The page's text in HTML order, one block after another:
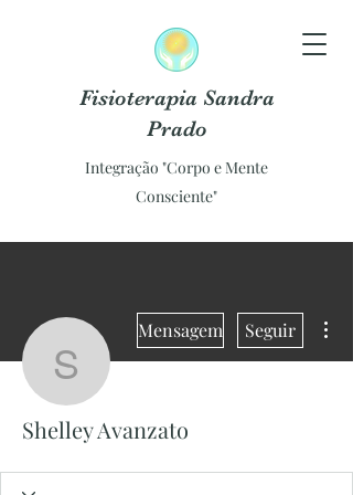
Fisioterapia Sandra
Prado
Integração "Corpo e Mente
Consciente"
Shelley Avanzato
Mensagem Seguir
Shelley Avanzato